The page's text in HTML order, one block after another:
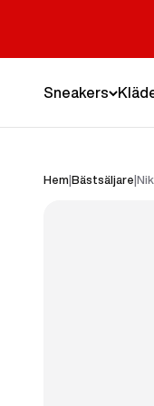
Sneakers
Hem Bästsäljare